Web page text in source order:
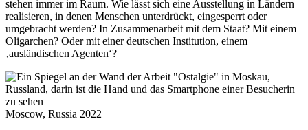
stehen immer im Raum. Wie lässt sich eine Ausstellung in Ländern
realisieren, in denen Menschen unterdrückt, eingesperrt oder
umgebracht werden? In Zusammenarbeit mit dem Staat? Mit einem
Oligarchen? Oder mit einer deutschen Institution, einem
‚ausländischen Agenten‘?
Moscow, Russia 2022